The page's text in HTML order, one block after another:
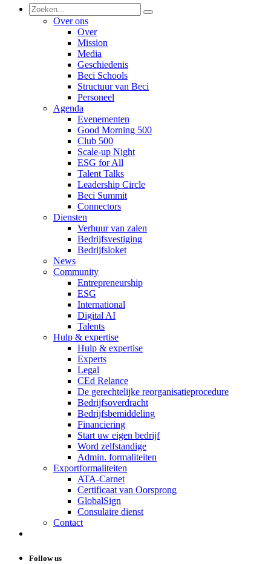
Over ons
Over
Mission
Media
Geschiedenis
Beci Schools
Structuur van Beci
Personeel
Agenda
Evenementen
Good Morning 500
Club 500
Scale-up Night
ESG for All
Talent Talks
Leadership Circle
Beci Summit
Connectors
Diensten
Verhuur van zalen
Bedrijfsvestiging
Bedrijfsloket
News
Community
Entrepreneurship
ESG
International
Digital AI
Talents
Hulp & expertise
Hulp & expertise
Experts
Legal
CEd Relance
De gerechtelijke reorganisatieprocedure
Bedrijfsoverdracht
Bedrijfsbemiddeling
Financiering
Start uw eigen bedrijf
Word zelfstandige
Admin. formaliteiten
Exportformaliteiten
ATA-Carnet
Certificaat van Oorsprong
GlobalSign
Consulaire dienst
Contact
Follow us